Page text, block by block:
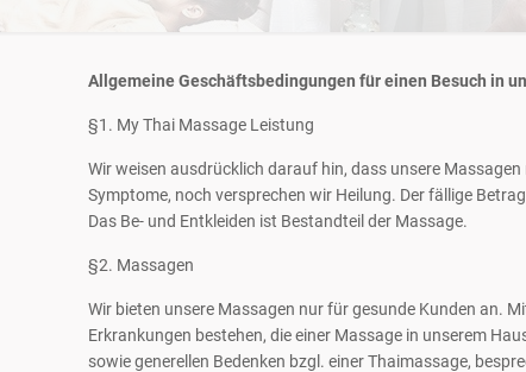
Allgemeine Geschäftsbedingungen für einen Besuch in
§1. My Thai Massage Leistung
Wir weisen ausdrücklich darauf hin, dass unsere
Symptome, noch versprechen wir Heilung. Der fällige
Das Be- und Entkleiden ist Bestandteil der Massage.
§2. Massagen
Wir bieten unsere Massagen nur für gesunde Kunden an.
Erkrankungen bestehen, die einer Massage in unserem
sowie generellen Bedenken bzgl. einer Thaimassage,